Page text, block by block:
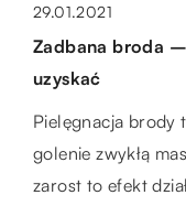
12.06.2022
Profesjonalne
Ci pomóc w
Istotny partner
najważniejszych
dobrze
29.01.2021
Zadbana broda
uzyskać
Pielęgnacja brody
golenie zwykłą
zarost to efekt
definiują
proponowanych
się sporo